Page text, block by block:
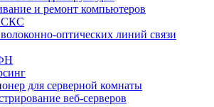
и ремонт компьютеров
СКС
оптических линий связи
для серверной комнаты
веб-серверов